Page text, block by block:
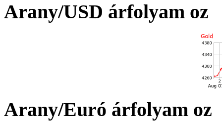
Arany/USD árfolyam oz
Arany/Euró árfolyam oz